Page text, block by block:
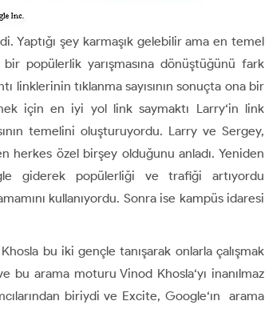
Yaptığı şey karmaşık gelebilir ama en temel
popülerlik yarışmasına dönüştüğünü fark
tıklanma sayısının sonuçta ona bir
için en iyi yol link saymaktı Larry‘in link
temelini oluşturuyordu. Larry ve Sergey,
herkes özel birşey olduğunu anladı. Yeniden
giderek popülerliği ve trafiği artıyordu
kullanıyordu. Sonra ise kampüs idaresi
bu iki gençle tanışarak onlarla çalışmak
arama moturu Vinod Khosla‘yı inanılmaz
biriydi ve Excite, Google‘ın arama